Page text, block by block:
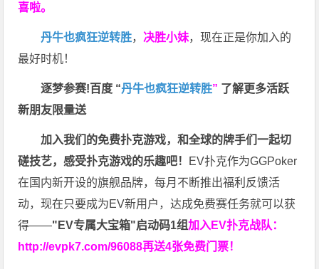
喜啦。
丹牛也疯狂逆转胜， 决胜小妹，现在正是你加入的
最好时机！
逐梦参赛!百度 “丹牛也疯狂逆转胜” 了解更多活跃
新朋友限量送
加入我们的免费扑克游戏，和全球的牌手们一起切
磋技艺，感受扑克游戏的乐趣吧！ EV扑克作为GGPoker
在国内新开设的旗舰品牌，每月不断推出福利反馈活
动，现在只要成为EV新用户，达成免费赛任务就可以获
得——"EV专属大宝箱"启动码1组加入EV扑克战队：
http://evpk7.com/96088再送4张免费门票！